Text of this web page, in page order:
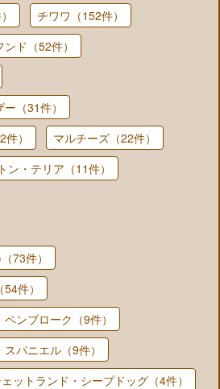
チワワ（152件）
ド（52件）
（31件）
）
マルチーズ（22件）
ン・テリア（11件）
73件）
件）
ンブローク（9件）
パニエル（9件）
ットランド・シープドッグ（4件）